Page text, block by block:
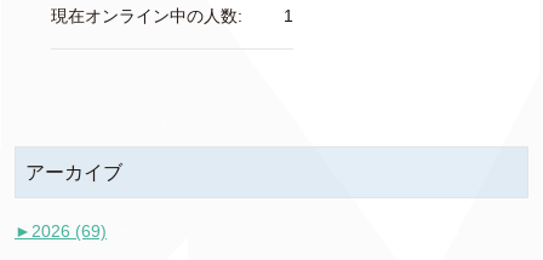
1
現在オンライン中の人数:
アーカイブ
► 2026 (69)